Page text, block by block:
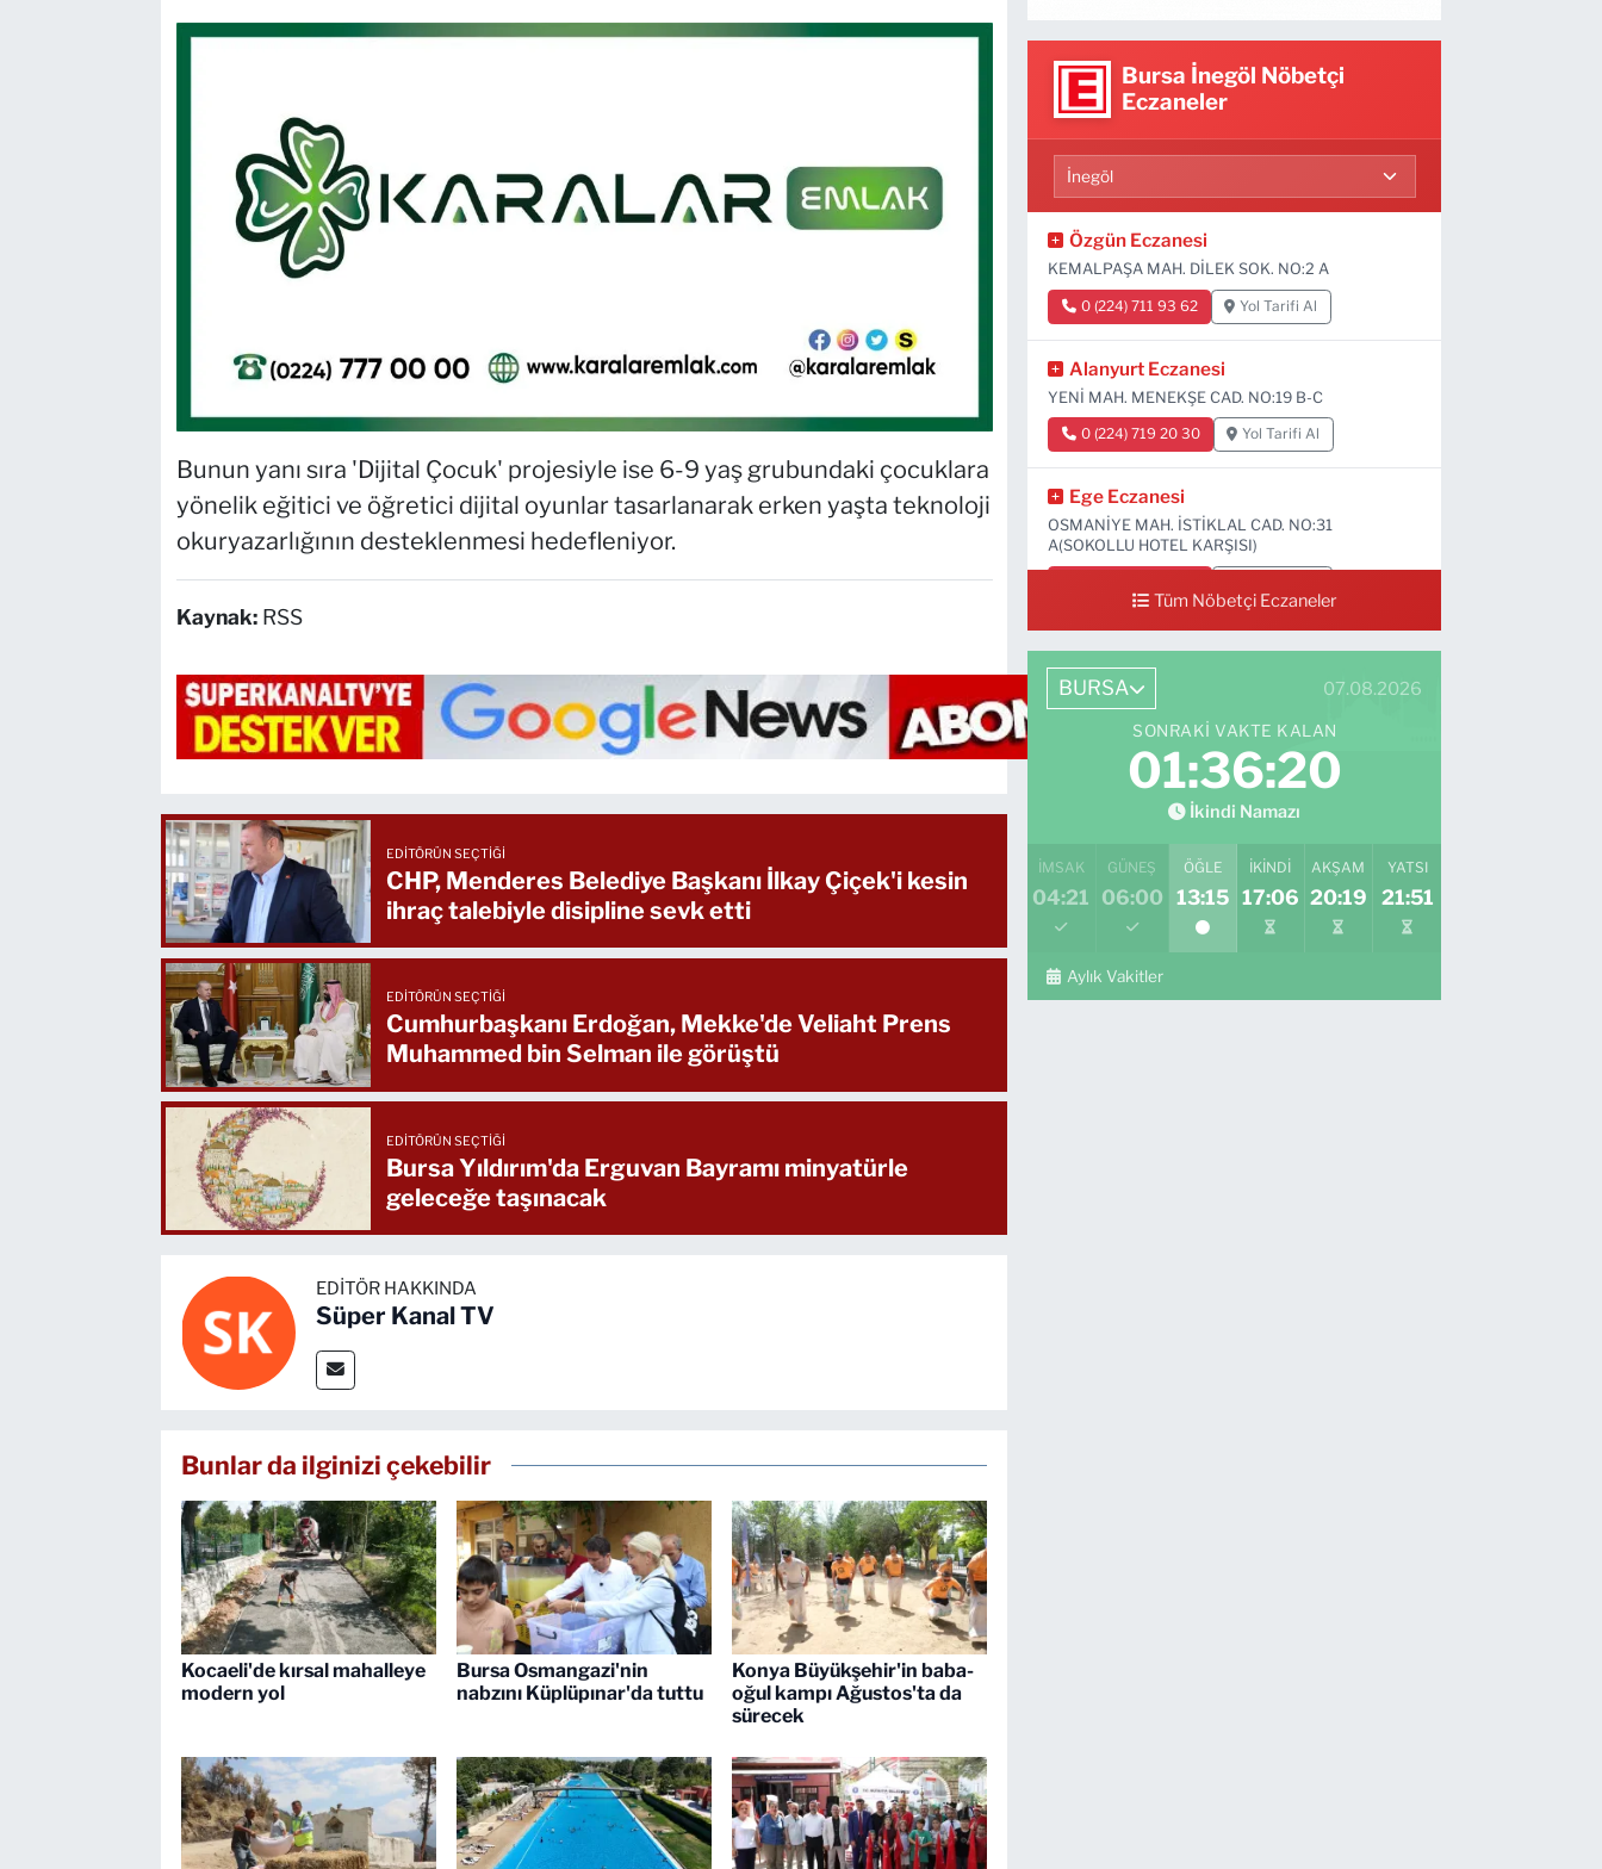
Bunun yanı sıra 'Dijital Çocuk' projesiyle ise 6-9 yaş grubundaki çocuklara
yönelik eğitici ve öğretici dijital oyunlar tasarlanarak erken yaşta teknoloji
okuryazarlığının desteklenmesi hedefleniyor.
Kaynak: RSS
EDITÖRÜN SEÇTIĞI
CHP, Menderes Belediye Başkanı İlkay Çiçek'i kesin
ihraç talebiyle disipline sevk etti
EDITÖRÜN SEÇTIĞI
Cumhurbaşkanı Erdoğan, Mekke'de Veliaht Prens
Muhammed bin Selman ile görüştü
EDITÖRÜN SEÇTIĞI
Bursa Yıldırım'da Erguvan Bayramı minyatürle
geleceğe taşınacak
EDITÖR HAKKINDA
Süper Kanal TV
Bunlar da ilginizi çekebilir
Kocaeli'de kırsal mahalleye
modern yol
Bursa Osmangazi'nin
nabzını Küplüpınar'da tuttu
Konya Büyükşehir'in baba-
oğul kampı Ağustos'ta da
sürecek
Bursa İnegöl Nöbetçi
Eczaneler
Özgün Eczanesi
KEMALPAŞA MAH. DİLEK SOK. NO:2 A
0 (224) 711 93 62 Yol Tarifi Al
Alanyurt Eczanesi
YENİ MAH. MENEKŞE CAD. NO:19 B-C
0 (224) 719 20 30 Yol Tarifi Al
Ege Eczanesi
OSMANİYE MAH. İSTİKLAL CAD. NO:31
A(SOKOLLU HOTEL KARŞISI)
Tüm Nöbetçi Eczaneler
BURSA 07.08.2026
SONRAKI VAKTE KALAN
01:36:19
İkindi Namazı
İMSAK
04:21
GÜNEŞ
06:00
ÖĞLE
13:15
İKINDI
17:06
AKŞAM
20:19
YATSI
21:51
Aylık Vakitler